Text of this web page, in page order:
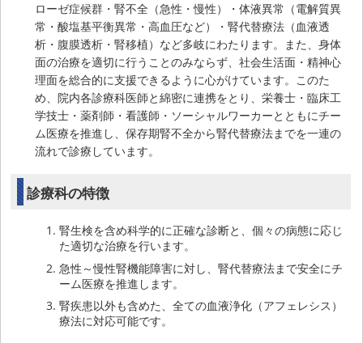
ローゼ症候群・腎不全（急性・慢性）・体液異常（電解質異
常・酸塩基平衡異常・高血圧など）・腎代替療法（血液透
析・腹膜透析・腎移植）など多岐にわたります。また、身体
面の治療を適切に行うことのみならず、社会生活面・精神心
理面を総合的に支援できるように心がけています。このた
め、院内各診療科医師と綿密に連携をとり、栄養士・臨床工
学技士・薬剤師・看護師・ソーシャルワーカーとともにチー
ム医療を推進し、保存期腎不全から腎代替療法までを一連の
流れで診療しています。
診療科の特徴
腎生検を含め科学的に正確な診断と、個々の病態に応じ
た適切な治療を行います。
急性～慢性腎機能障害に対し、腎代替療法まで安全にチ
ーム医療を推進します。
腎疾患以外も含めた、全ての血液浄化（アフェレシス）
療法に対応可能です。